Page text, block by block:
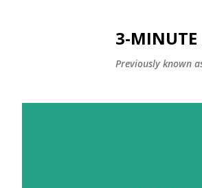
3-MINUTE
Previously known